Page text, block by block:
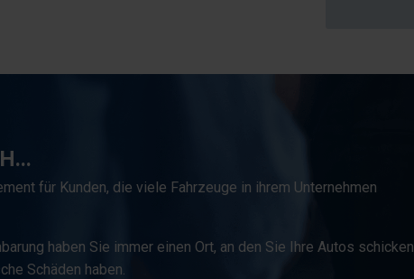
für Kunden, die viele Fahrzeuge in ihrem Unternehmen
haben Sie immer einen Ort, an den Sie Ihre Autos schicken
Schäden haben.